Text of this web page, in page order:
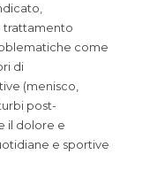
trattamento
come
di
(menisco,
post-
il dolore e
e sportive